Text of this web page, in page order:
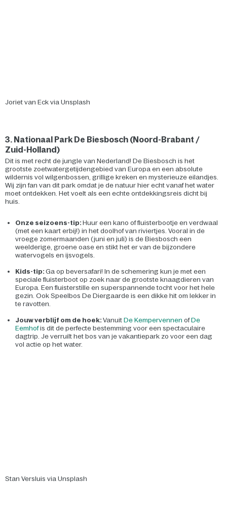
Joriet van Eck via Unsplash
3. Nationaal Park De Biesbosch (Noord-Brabant /
Zuid-Holland)
Dit is met recht de jungle van Nederland! De Biesbosch is het
grootste zoetwatergetijdengebied van Europa en een absolute
wildernis vol wilgenbossen, grillige kreken en mysterieuze eilandjes.
Wij zijn fan van dit park omdat je de natuur hier echt vanaf het water
moet ontdekken. Het voelt als een echte ontdekkingsreis dicht bij
huis.
Onze seizoens-tip:Huur een kano of fluisterbootje en verdwaal
(met een kaart erbij!) in het doolhof van riviertjes. Vooral in de
vroege zomermaanden (juni en juli) is de Biesbosch een
weelderige, groene oase en stikt het er van de bijzondere
watervogels en ijsvogels.
Kids-tip:Ga op beversafari! In de schemering kun je met een
speciale fluisterboot op zoek naar de grootste knaagdieren van
Europa. Een fluisterstille en superspannende tocht voor het hele
gezin. Ook Speelbos De Diergaarde is een dikke hit om lekker in
te ravotten.
Jouw verblijf om de hoek:Vanuit De Kempervennen ofDe
Eemhofis dit de perfecte bestemming voor een spectaculaire
dagtrip. Je verruilt het bos van je vakantiepark zo voor een dag
vol actie op het water.
Stan Versluis via Unsplash